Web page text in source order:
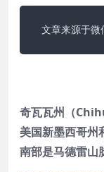
文章来源于微
奇瓦瓦州（
美国新墨西哥州
南部是马德雷山